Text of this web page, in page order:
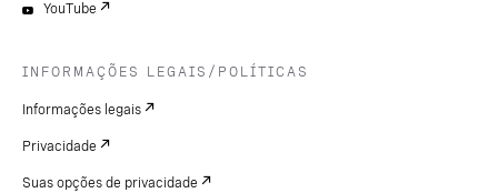
YouTube
INFORMAÇÕES LEGAIS/POLÍTICAS
Informações legais
Privacidade
Suas opções de privacidade